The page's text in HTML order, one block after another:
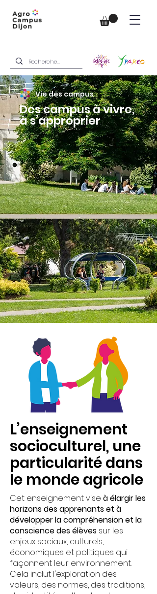
Des campus à vivre,
à s’approprier
Vie des campus
L’enseignement
socioculturel, une
particularité dans
le monde agricole
Cet enseignement vise à élargir les
horizons des apprenants et à
développer la compréhension et la
conscience des élèves sur les
enjeux sociaux, culturels,
économiques et politiques qui
façonnent leur environnement.
Cela inclut l'exploration des
valeurs, des normes, des traditions,